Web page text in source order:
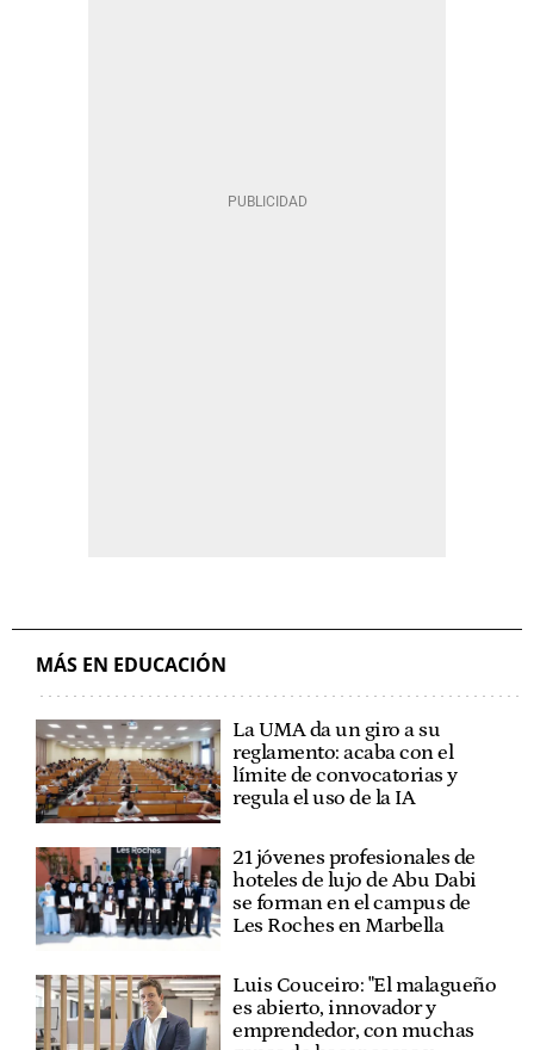
MÁS EN EDUCACIÓN
La UMA da un giro a su
reglamento: acaba con el
límite de convocatorias y
regula el uso de la IA
21 jóvenes profesionales de
hoteles de lujo de Abu Dabi
se forman en el campus de
Les Roches en Marbella
Luis Couceiro: "El malagueño
es abierto, innovador y
emprendedor, con muchas